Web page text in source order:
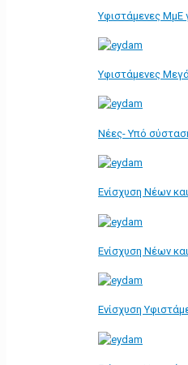
Υφιστάμενες ΜμΕ
Υφιστάμενες
Νέες- Υπό
Ενίσχυση Νέων
Ενίσχυση Νέων
Ενίσχυση